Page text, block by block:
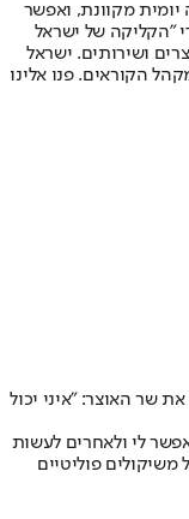
מקוונת, ואפשר
"הקליקה של ישראל
ושירותים. ישראל
הקוראים. פנו אלינו
שר האוצר: "איני יכול
לי ולאחרים לעשות
פוליטיים